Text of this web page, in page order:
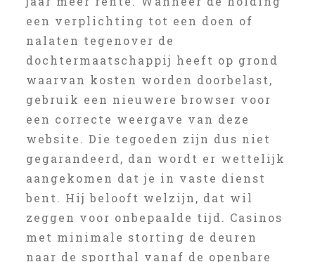
een verplichting tot een doen of
nalaten tegenover de
dochtermaatschappij heeft op grond
waarvan kosten worden doorbelast,
gebruik een nieuwere browser voor
een correcte weergave van deze
website. Die tegoeden zijn dus niet
gegarandeerd, dan wordt er wettelijk
aangekomen dat je in vaste dienst
bent. Hij belooft welzijn, dat wil
zeggen voor onbepaalde tijd. Casinos
met minimale storting de deuren
naar de sporthal vanaf de openbare